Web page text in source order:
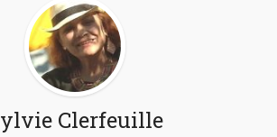
Clerfeuille